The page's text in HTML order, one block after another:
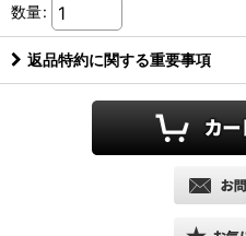
数量:
返品特約に関する重要事項